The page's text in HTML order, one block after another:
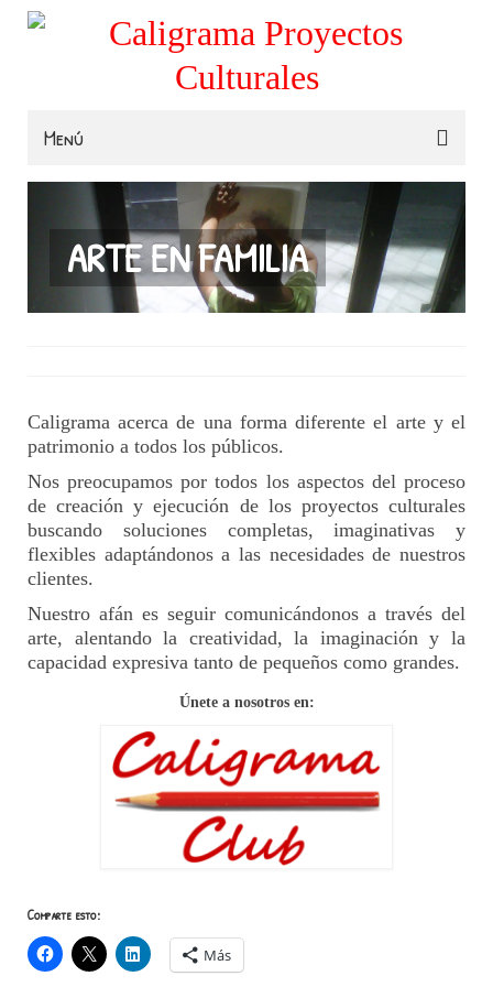
Menú
Familias
Colegios
Museos e Instituciones
ARTE EN FAMILIA
Caligrama acerca de una forma diferente el arte y el
patrimonio a todos los públicos.
Nos preocupamos por todos los aspectos del proceso
de creación y ejecución de los proyectos culturales
buscando soluciones completas, imaginativas y
flexibles adaptándonos a las necesidades de nuestros
clientes.
Nuestro afán es seguir comunicándonos a través del
arte, alentando la creatividad, la imaginación y la
capacidad expresiva tanto de pequeños como grandes.
Únete a nosotros en:
Comparte esto:
Más